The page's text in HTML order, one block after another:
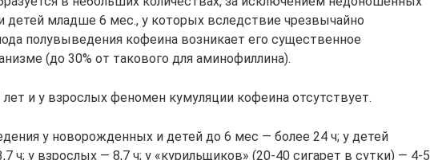
детей младше 6 мес., у которых вследствие чрезвычайно
полувыведения кофеина возникает его существенное
(до 30% от такового для аминофиллина).
и у взрослых феномен кумуляции кофеина отсутствует.
у новорожденных и детей до 6 мес — более 24 ч; у детей
ч; у взрослых — 8,7 ч; у «курильщиков» (20-40 сигарет в сутки) — 4-5